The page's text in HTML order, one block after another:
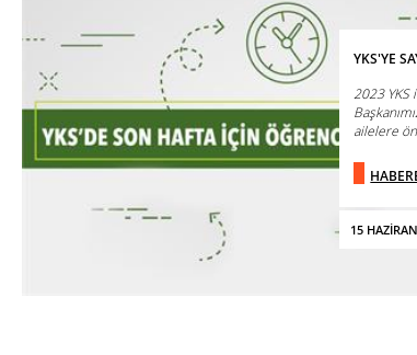
15
YKS'YE
2023 YKS
ailelere